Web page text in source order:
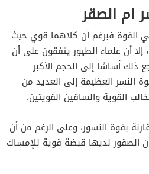
ام الصقر
القوة فبرغم أن كلاهما قوي حيث
إلا أن علماء الطيور يتفقون على أن
ذلك أساسًا إلى الحجم الأكبر
النسر العظيمة إلى العديد من
القوية والساقين القويتين.
بقوة النسور، وعلى الرغم من أن
الصقور لديها قبضة قوية للإمساك